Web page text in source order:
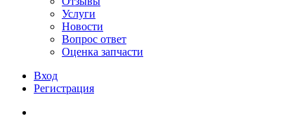
Услуги
Новости
Вопрос ответ
Оценка запчасти
Вход
Регистрация